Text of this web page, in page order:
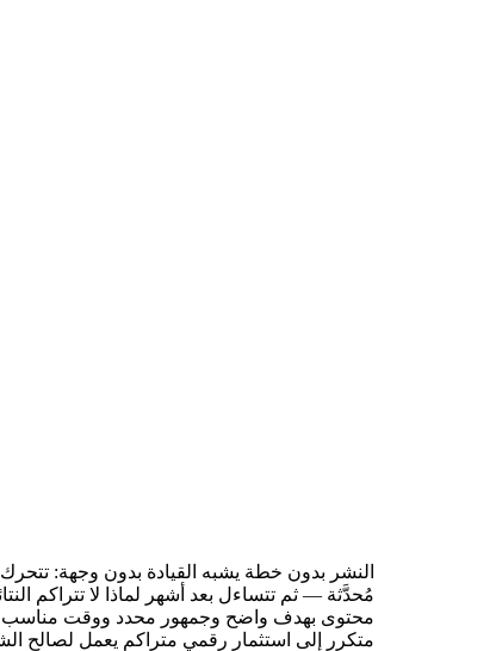
النشر بدون خطة يشبه القيادة بدون وجهة:
مُحدَّثة — ثم تتساءل بعد أشهر لماذا لا تتراكم
محتوى بهدف واضح وجمهور محدد ووقت مناسب
متكرر إلى استثمار رقمي متراكم يعمل لصالح